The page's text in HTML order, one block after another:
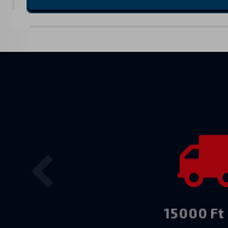
15000 Ft